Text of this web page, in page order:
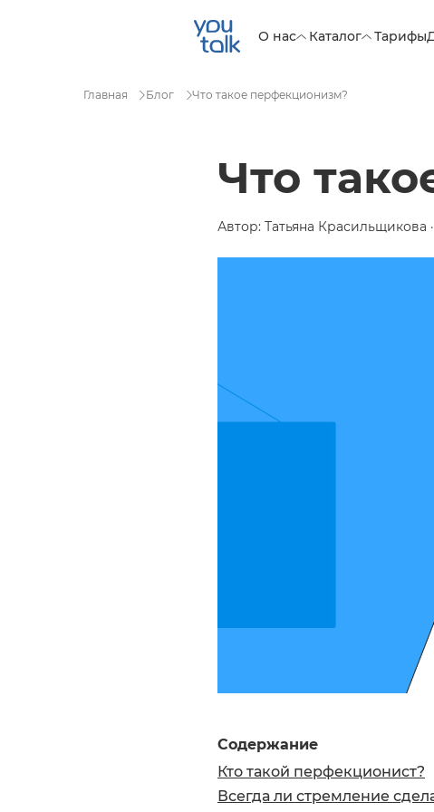
О нас Каталог Тарифы
Главная Блог Что такое перфекционизм?
Что
Автор: Татьяна Красильщикова
Содержание
Кто такой перфекционист?
Всегда ли стремление